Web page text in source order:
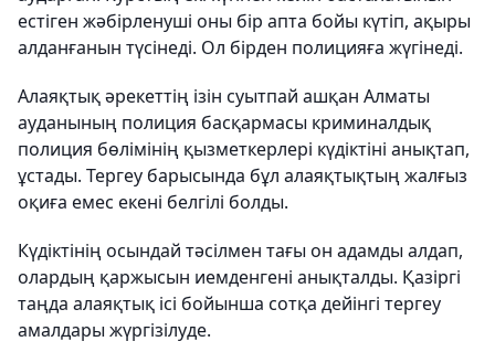
естіген жәбірленуші оны бір апта бойы күтіп, ақыры
алданғанын түсінеді. Ол бірден полицияға жүгінеді.
Алаяқтық әрекеттің ізін суытпай ашқан Алматы
ауданының полиция басқармасы криминалдық
полиция бөлімінің қызметкерлері күдіктіні анықтап,
ұстады. Тергеу барысында бұл алаяқтықтың жалғыз
оқиға емес екені белгілі болды.
Күдіктінің осындай тәсілмен тағы он адамды алдап,
олардың қаржысын иемденгені анықталды. Қазіргі
таңда алаяқтық ісі бойынша сотқа дейінгі тергеу
амалдары жүргізілуде.